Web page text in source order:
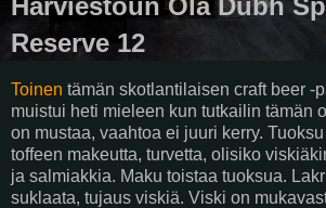
Harviestoun Ola Dubh
Reserve 12
Toinen tämän skotlantilaisen craft beer -
muistui heti mieleen kun tutkailin tämän
on mustaa, vaahtoa ei juuri kerry.
toffeen makeutta, turvetta, olisiko
ja salmiakkia. Maku toistaa tuoksua.
suklaata, tujaus viskiä. Viski on